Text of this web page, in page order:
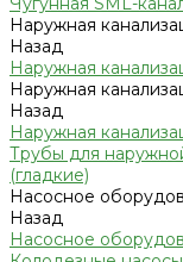
Наружная
Назад
Наружная
Наружная
Назад
Наружная
Трубы для
(гладкие)
Насосное
Назад
Насосное